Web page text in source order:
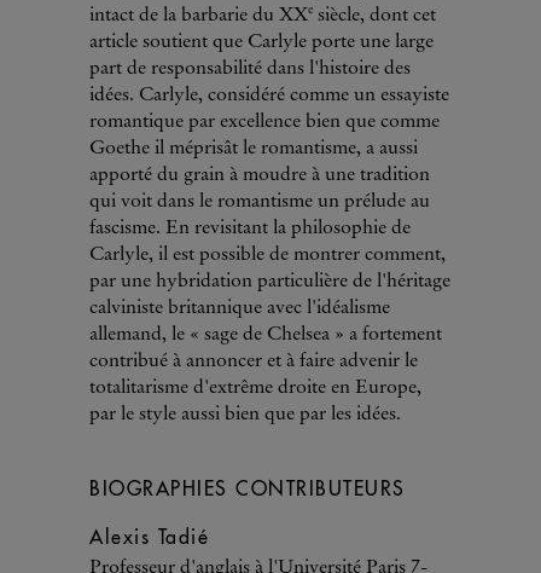
intact de la barbarie du XXe siècle, dont cet
article soutient que Carlyle porte une large
part de responsabilité dans l'histoire des
idées. Carlyle, considéré comme un essayiste
romantique par excellence bien que comme
Goethe il méprisât le romantisme, a aussi
apporté du grain à moudre à une tradition
qui voit dans le romantisme un prélude au
fascisme. En revisitant la philosophie de
Carlyle, il est possible de montrer comment,
par une hybridation particulière de l'héritage
calviniste britannique avec l'idéalisme
allemand, le « sage de Chelsea » a fortement
contribué à annoncer et à faire advenir le
totalitarisme d'extrême droite en Europe,
par le style aussi bien que par les idées.
BIOGRAPHIES CONTRIBUTEURS
Alexis Tadié
Professeur d'anglais à l'Université Paris 7-